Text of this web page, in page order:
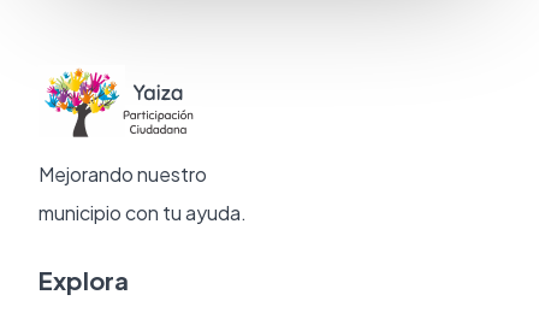
Mejorando nuestro
municipio con tu ayuda.
Explora